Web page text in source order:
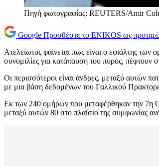
Πηγή φωτογραφίας: REUTERS/Amir
Google Προσθέστε το ENIKOS ως
Ατελείωτος φαίνεται πως είναι ο εφιάλτης
συνομιλίες για κατάπαυση του πυρός, πέφτουν
Οι περισσότεροι είναι άνδρες, μεταξύ αυτών
με μια βάση δεδομένων του Γαλλικού
Εκ των 240 ομήρων που μεταφέρθηκαν την 7η
μεταξύ αυτών 80 στο πλαίσιο της συμφωνίας